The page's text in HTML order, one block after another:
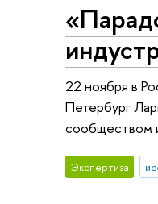
22 ноября в
Петербург
сообществом
Экспертиза